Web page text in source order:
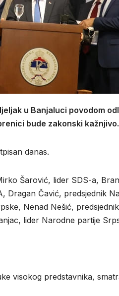
u Banjaluci povodom
bude zakonski kažnjivo.
danas.
Šarović, lider SDS-a,
Dragan Čavić, predsjednik
Nenad Nešić,
lider Narodne partije
visokog predstavnika,